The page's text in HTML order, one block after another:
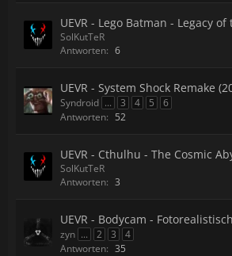
UEVR - Lego Batman - Legacy
SolKutTeR
Antworten: 6
UEVR - System Shock Remake
Syndroid ... 3 4 5
6
Antworten: 52
UEVR - Cthulhu - The Cosmic
SolKutTeR
Antworten: 3
UEVR - Bodycam -
zyn ... 2 3
4
Antworten: 35